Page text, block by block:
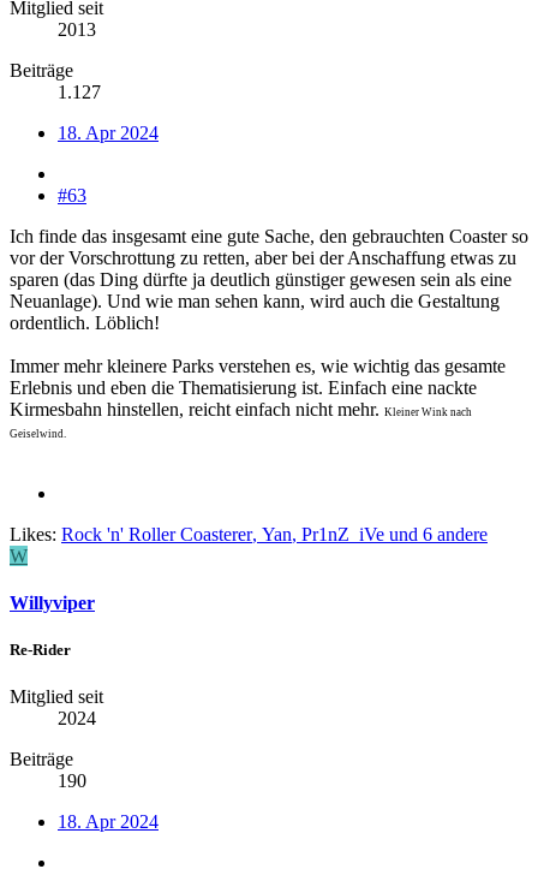
Mitglied seit
2013
Beiträge
1.127
18. Apr 2024
#63
Ich finde das insgesamt eine gute Sache, den gebrauchten Coaster so
vor der Vorschrottung zu retten, aber bei der Anschaffung etwas zu
sparen (das Ding dürfte ja deutlich günstiger gewesen sein als eine
Neuanlage). Und wie man sehen kann, wird auch die Gestaltung
ordentlich. Löblich!
Immer mehr kleinere Parks verstehen es, wie wichtig das gesamte
Erlebnis und eben die Thematisierung ist. Einfach eine nackte
Kirmesbahn hinstellen, reicht einfach nicht mehr. Kleiner Wink nach
Geiselwind.
Likes: Rock 'n' Roller Coasterer, Yan, Pr1nZ_iVe und 6 andere
W
Willyviper
Re-Rider
Mitglied seit
2024
Beiträge
190
18. Apr 2024